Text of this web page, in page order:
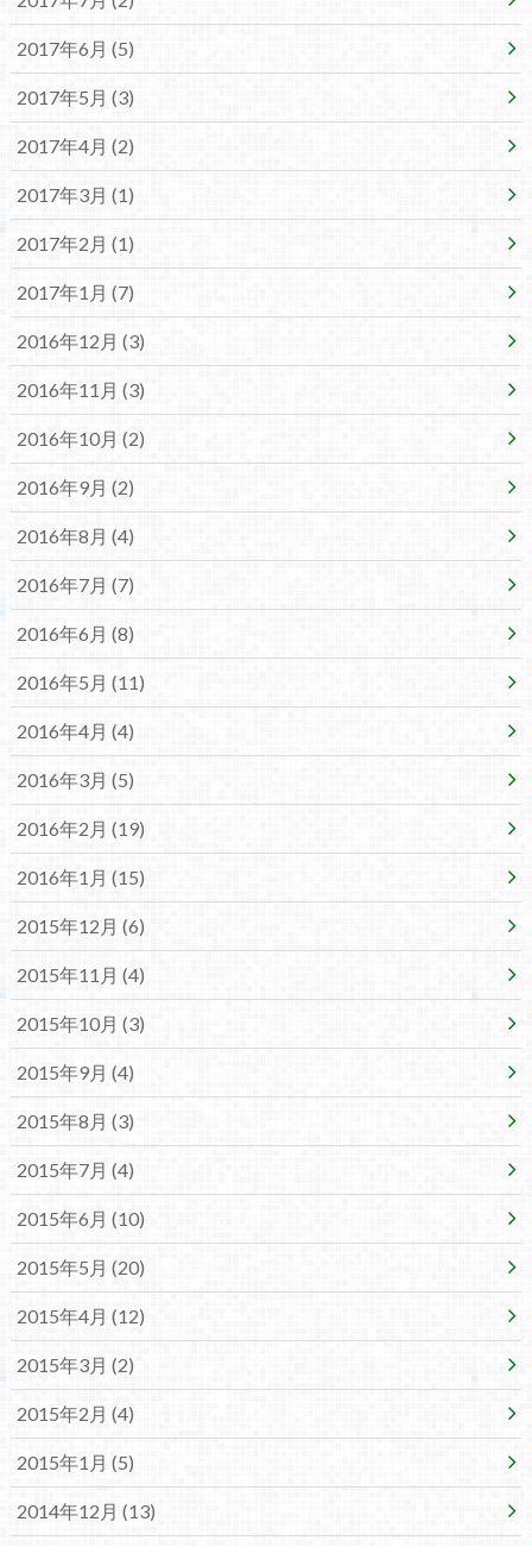
2017年6月 (5)
2017年5月 (3)
2017年4月 (2)
2017年3月 (1)
2017年2月 (1)
2017年1月 (7)
2016年12月 (3)
2016年11月 (3)
2016年10月 (2)
2016年9月 (2)
2016年8月 (4)
2016年7月 (7)
2016年6月 (8)
2016年5月 (11)
2016年4月 (4)
2016年3月 (5)
2016年2月 (19)
2016年1月 (15)
2015年12月 (6)
2015年11月 (4)
2015年10月 (3)
2015年9月 (4)
2015年8月 (3)
2015年7月 (4)
2015年6月 (10)
2015年5月 (20)
2015年4月 (12)
2015年3月 (2)
2015年2月 (4)
2015年1月 (5)
2014年12月 (13)